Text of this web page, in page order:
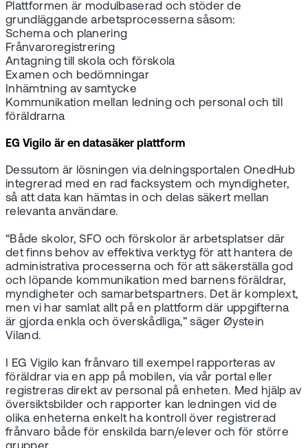
Plattformen är modulbaserad och stöder de
grundläggande arbetsprocesserna såsom:
Schema och planering
Frånvaroregistrering
Antagning till skola och förskola
Examen och bedömningar
Inhämtning av samtycke
Kommunikation mellan ledning och personal och till
föräldrarna
EG Vigilo är en datasäker plattform
Dessutom är lösningen via delningsportalen OnedHub
integrerad med en rad facksystem och myndigheter,
så att data kan hämtas in och delas säkert mellan
relevanta användare.
“Både skolor, SFO och förskolor är arbetsplatser där
det finns behov av effektiva verktyg för att hantera de
administrativa processerna och för att säkerställa god
och löpande kommunikation med barnens föräldrar,
myndigheter och samarbetspartners. Det är komplext,
men vi har samlat allt på en plattform där uppgifterna
är gjorda enkla och överskådliga,” säger Øystein
Viland.
I EG Vigilo kan frånvaro till exempel rapporteras av
föräldrar via en app på mobilen, via vår portal eller
registreras direkt av personal på enheten. Med hjälp av
översiktsbilder och rapporter kan ledningen vid de
olika enheterna enkelt ha kontroll över registrerad
frånvaro både för enskilda barn/elever och för större